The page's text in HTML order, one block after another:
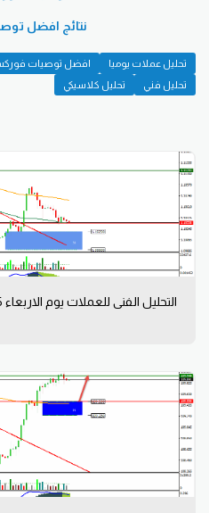
نتائج افضل
تحليل عملات يوميا افضل توصيات
تحليل فني
تحليل كلاسيكي
التحليل الفني للعملات يوم الاربعاء 5-2-2020